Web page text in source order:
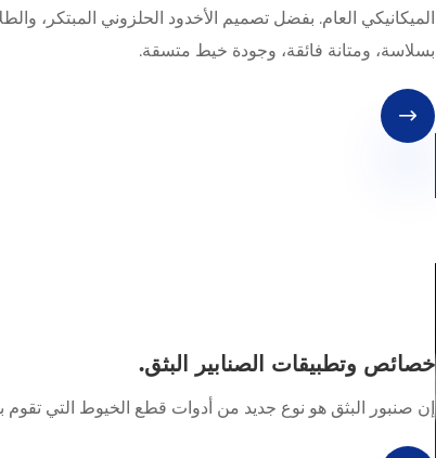
الميكانيكي العام. بفضل تصميم الأخدود الحلزوني المبتكر،
بسلاسة، ومتانة فائقة، وجودة خيط متسقة.

خصائص وتطبيقات الصنابير البثق.
إن صنبور البثق هو نوع جديد من أدوات قطع الخيوط التي تقوم